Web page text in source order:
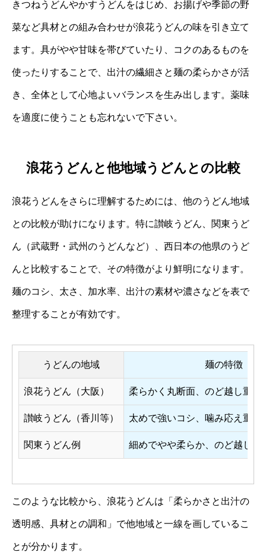
きつねうどんやかすうどんをはじめ、お揚げや季節の野
菜など具材との組み合わせが浪花うどんの味を引き立て
ます。具がやや甘味を帯びていたり、コクのあるものを
使ったりすることで、出汁の繊細さと麺の柔らかさが活
き、全体として心地よいバランスを生み出します。薬味
を適度に使うことも忘れないで下さい。
浪花うどんと他地域うどんとの比較
浪花うどんをさらに理解するためには、他のうどん地域
との比較が助けになります。特に讃岐うどん、関東うど
ん（武蔵野・武州のうどんなど）、西日本の他県のうど
んと比較することで、その特徴がより鮮明になります。
麺のコシ、太さ、加水率、出汁の素材や濃さなどを表で
整理することが有効です。
うどんの地域 麺の特徴
浪花うどん（大阪） 柔らかく丸断面、のど越し重視
讃岐うどん（香川等） 太めで強いコシ、噛み応え重視
関東うどん例 細めでやや柔らか、のど越し重
このような比較から、浪花うどんは「柔らかさと出汁の
透明感、具材との調和」で他地域と一線を画しているこ
とが分かります。